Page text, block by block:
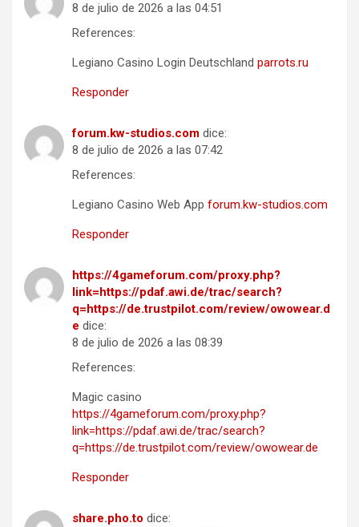
8 de julio de 2026 a las 04:51
References:
Legiano Casino Login Deutschland parrots.ru
Responder
forum.kw-studios.com dice:
8 de julio de 2026 a las 07:42
References:
Legiano Casino Web App forum.kw-studios.com
Responder
https://4gameforum.com/proxy.php?
link=https://pdaf.awi.de/trac/search?
q=https://de.trustpilot.com/review/owowear.d
e dice:
8 de julio de 2026 a las 08:39
References:
Magic casino
https://4gameforum.com/proxy.php?
link=https://pdaf.awi.de/trac/search?
q=https://de.trustpilot.com/review/owowear.de
Responder
share.pho.to dice: